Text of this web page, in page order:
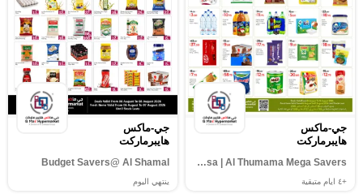
جي-ماكس
هايبرماركت
Al Kheesa | Al Thumama Mega Savers
+٤ ايام متبقية
جي-ماكس
هايبرماركت
Budget Savers@ Al Shamal
ينتهي اليوم